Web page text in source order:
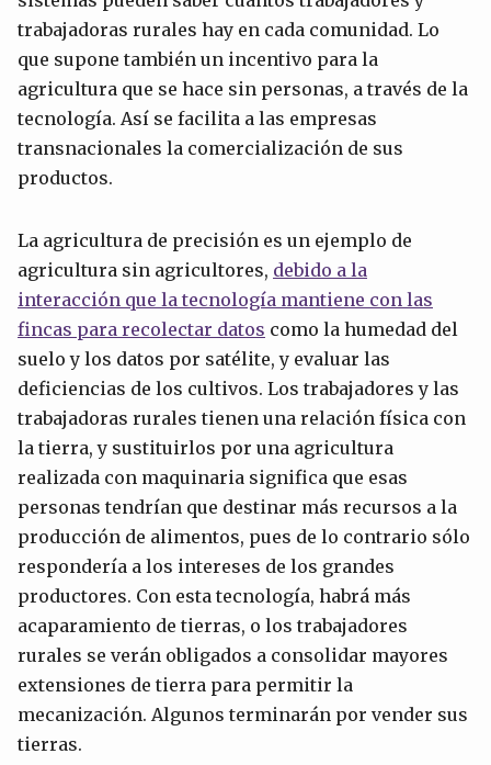
trabajadoras rurales hay en cada comunidad. Lo
que supone también un incentivo para la
agricultura que se hace sin personas, a través de la
tecnología. Así se facilita a las empresas
transnacionales la comercialización de sus
productos.
La agricultura de precisión es un ejemplo de
agricultura sin agricultores, debido a la
interacción que la tecnología mantiene con las
fincas para recolectar datos como la humedad del
suelo y los datos por satélite, y evaluar las
deficiencias de los cultivos. Los trabajadores y las
trabajadoras rurales tienen una relación física con
la tierra, y sustituirlos por una agricultura
realizada con maquinaria significa que esas
personas tendrían que destinar más recursos a la
producción de alimentos, pues de lo contrario sólo
respondería a los intereses de los grandes
productores. Con esta tecnología, habrá más
acaparamiento de tierras, o los trabajadores
rurales se verán obligados a consolidar mayores
extensiones de tierra para permitir la
mecanización. Algunos terminarán por vender sus
tierras.